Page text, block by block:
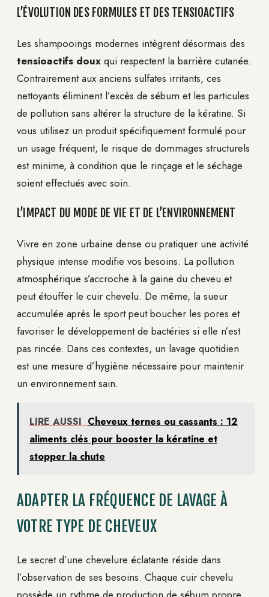
L’ÉVOLUTION DES FORMULES ET DES TENSIOACTIFS
Les shampooings modernes intègrent désormais des
tensioactifs doux qui respectent la barrière cutanée.
Contrairement aux anciens sulfates irritants, ces
nettoyants éliminent l’excès de sébum et les particules
de pollution sans altérer la structure de la kératine. Si
vous utilisez un produit spécifiquement formulé pour
un usage fréquent, le risque de dommages structurels
est minime, à condition que le rinçage et le séchage
soient effectués avec soin.
L’IMPACT DU MODE DE VIE ET DE L’ENVIRONNEMENT
Vivre en zone urbaine dense ou pratiquer une activité
physique intense modifie vos besoins. La pollution
atmosphérique s’accroche à la gaine du cheveu et
peut étouffer le cuir chevelu. De même, la sueur
accumulée après le sport peut boucher les pores et
favoriser le développement de bactéries si elle n’est
pas rincée. Dans ces contextes, un lavage quotidien
est une mesure d’hygiène nécessaire pour maintenir
un environnement sain.
LIRE AUSSI Cheveux ternes ou cassants : 12
aliments clés pour booster la kératine et
stopper la chute
ADAPTER LA FRÉQUENCE DE LAVAGE À
VOTRE TYPE DE CHEVEUX
Le secret d’une chevelure éclatante réside dans
l’observation de ses besoins. Chaque cuir chevelu